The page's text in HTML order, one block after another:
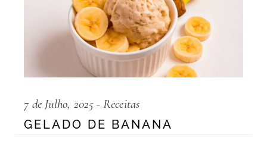
7 de Julho, 2025 Receitas
GELADO DE BANANA